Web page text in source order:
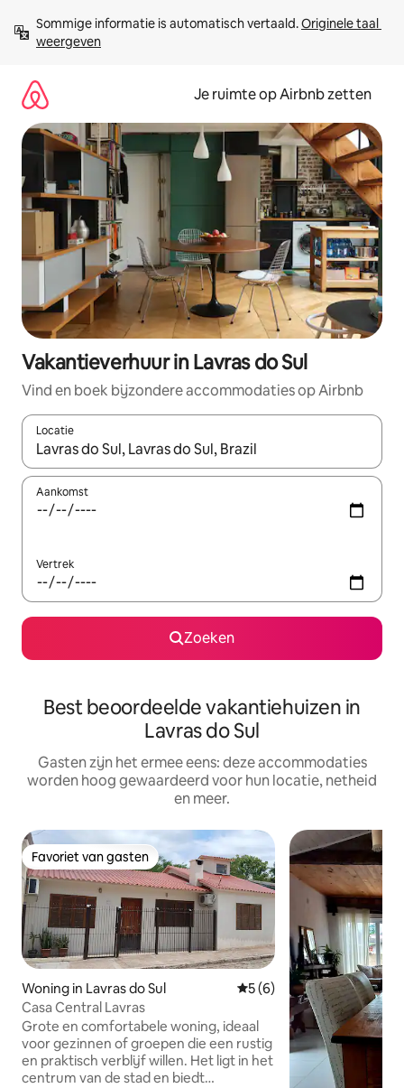
direct
naar
Sommige informatie is automatisch vertaald. Originele taal
weergeven
Je ruimte op Airbnb zetten
Vakantieverhuur in Lavras do Sul
Vind en boek bijzondere accommodaties op Airbnb
Locatie
Wanneer er suggesties beschikbaar zijn, maak je een keuze
Aankomst
Vertrek
Zoeken
Best beoordeelde vakantiehuizen in
Lavras do Sul
Gasten zijn het ermee eens: deze accommodaties
worden hoog gewaardeerd voor hun locatie, netheid
en meer.
Favoriet van gasten
Favoriet van gasten
Woning in Lavras do Sul Gemiddelde beoordeling
5 (6)
Casa Central Lavras
Grote en comfortabele woning, ideaal
voor gezinnen of groepen die een rustig
en praktisch verblijf willen. Het ligt in het
centrum van de stad en biedt